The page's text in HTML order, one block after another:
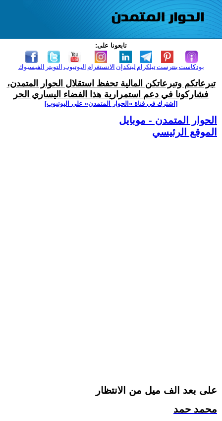
تابعونا على:
الفيسبوك التويتر اليوتيوب الانستغرام لينكدإن تيلكرامبنترست بودكاست
تبرعاتكم وتبرعاتكن المالية تحفظ استقلال الحوار المتمدن،
فشاركونا في دعم استمرارية هذا الفضاء اليساري الحر
[اشترك في قناة ‫«الحوار المتمدن» على اليوتيوب]
الحوار المتمدن - موبايل
الموقع الرئيسي
على بعد الف ميل من الانتظار
محمد حمد